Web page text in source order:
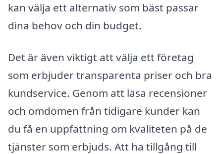
kan välja ett alternativ som bäst passar
dina behov och din budget.
Det är även viktigt att välja ett företag
som erbjuder transparenta priser och bra
kundservice. Genom att läsa recensioner
och omdömen från tidigare kunder kan
du få en uppfattning om kvaliteten på de
tjänster som erbjuds. Att ha tillgång till